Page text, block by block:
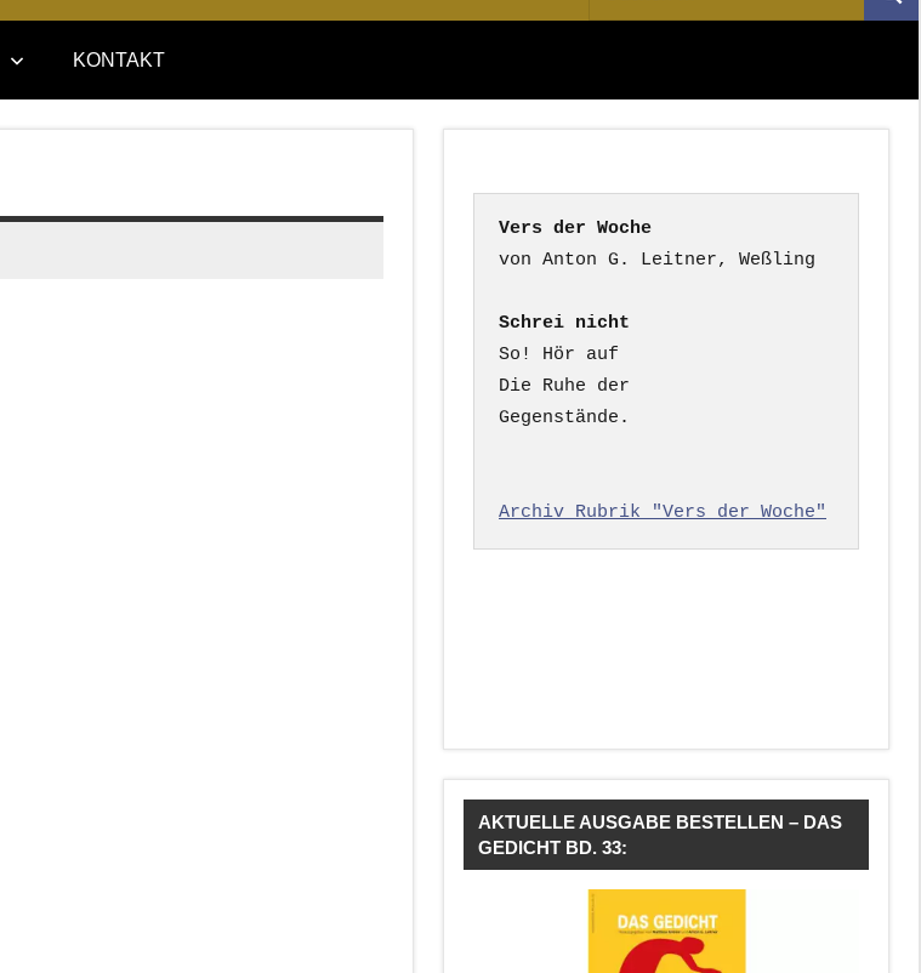
nach:
KONTAKT
Vers der Woche
Schrei nicht
So! Hör auf
Die Ruhe der
Gegenstände.
Archiv Rubrik "Vers der Woche"
AKTUELLE AUSGABE BESTELLEN – DAS
GEDICHT BD. 33: